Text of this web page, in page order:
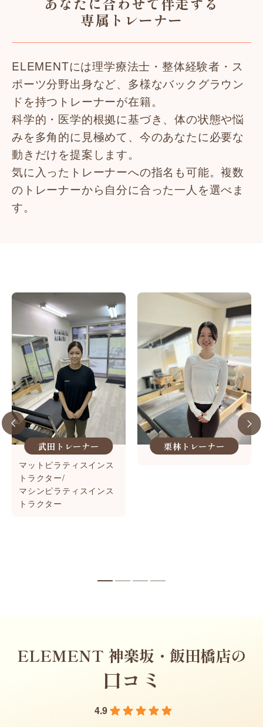
専属トレーナー
ELEMENTには理学療法士・整体経験者・ス
ポーツ分野出身など、多様なバックグラウン
ドを持つトレーナーが在籍。
科学的・医学的根拠に基づき、体の状態や悩
みを多角的に見極めて、今のあなたに必要な
動きだけを提案します。
気に入ったトレーナーへの指名も可能。複数
のトレーナーから自分に合った一人を選べま
す。
武田トレーナー
マットピラティスインス
トラクター/
マシンピラティスインス
トラクター
栗林トレーナー
ELEMENT 神楽坂・飯田橋店の
口コミ
4.9